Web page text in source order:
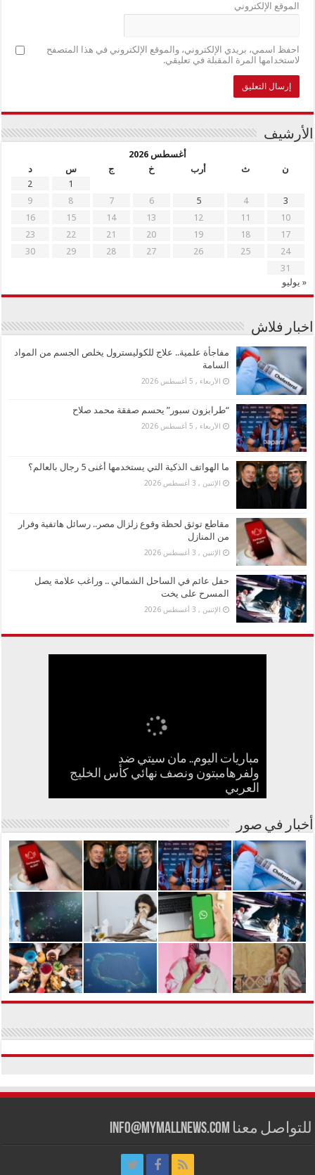
الموقع الإلكتروني
احفظ اسمي، بريدي الإلكتروني، والموقع الإلكتروني في هذا المتصفح
لاستخدامها المرة المقبلة في تعليقي.
الأرشيف
أغسطس 2026
ن
ث أرب خ ج س
د
1
2
3
4
5
6
7
8
9
10
11
12
13
14
15
16
17
18
19
20
21
22
23
24
25
26
27
28
29
30
31
« يوليو
اخبار فلاش
مفاجأة علمية.. علاج للكوليسترول يخلص الجسم من المواد
السامة
الأربعاء , 5 أغسطس 2026
“طرابزون سبور” يحسم صفقة محمد صلاح
الأربعاء , 5 أغسطس 2026
ما الهواتف الذكية التي يستخدمها أغنى 5 رجال بالعالم؟
الإثنين , 3 أغسطس 2026
مقاطع توثق لحظة وقوع زلزال مصر.. رسائل هاتفية وفرار
من المنازل
الإثنين , 3 أغسطس 2026
حفل عائم في الساحل الشمالي .. وراغب علامة يصل
المسرح على يخت
الإثنين , 3 أغسطس 2026
مباريات اليوم.. مان سيتي ضد
ولفرهامبتون ونصف نهائي كأس الخليج
العربي
مفاجأة علمية.. علاج للكوليسترول يخلص
الجسم من المواد السامة
“طرابزون سبور” يحسم صفقة محمد
صلاح
ما الهواتف الذكية التي يستخدمها أغنى 5
رجال بالعالم؟
مقاطع توثق لحظة وقوع زلزال مصر..
رسائل هاتفية وفرار من المنازل
حفل عائم في الساحل الشمالي .. وراغب
علامة يصل المسرح على يخت
أخبار في صور
للتواصل معنا info@mymallnews.com